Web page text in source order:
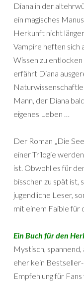
Diana in der
ein magisches
Herkunft nicht
Vampire heften sich
Wissen zu
erfährt Diana
Mann, der Diana
eigenes Leben …
Der Roman „Die
einer Trilogie
ist. Obwohl es für
bisschen zu spät ist,
jugendliche Leser,
mit einem Faible für
Ein Buch für den
Mystisch, spannend,
eher kein
Empfehlung für